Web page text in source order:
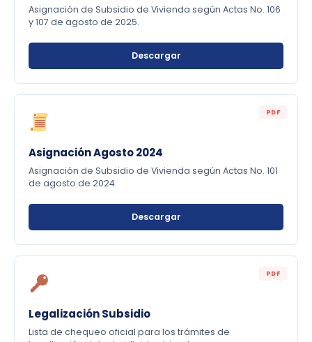
Asignación de Subsidio de Vivienda según Actas No. 106
y 107 de agosto de 2025.
Descargar
PDF
Asignación Agosto 2024
Asignación de Subsidio de Vivienda según Actas No. 101
de agosto de 2024.
Descargar
PDF
Legalización Subsidio
Lista de chequeo oficial para los trámites de